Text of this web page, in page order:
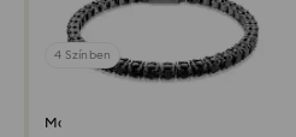
4 Színben
Matrix Tennis karkötő